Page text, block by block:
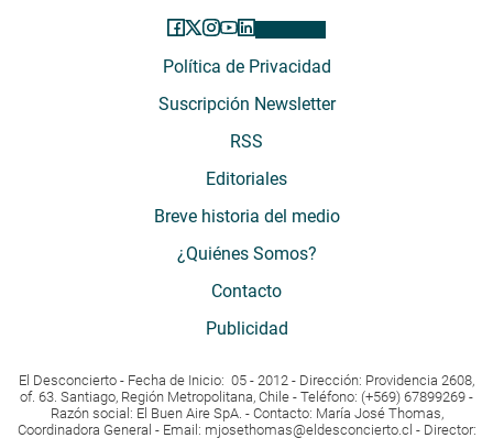
Política de Privacidad
Suscripción Newsletter
RSS
Editoriales
Breve historia del medio
¿Quiénes Somos?
Contacto
Publicidad
El Desconcierto - Fecha de Inicio: 05 - 2012 - Dirección: Providencia 2608,
of. 63. Santiago, Región Metropolitana, Chile - Teléfono: (+569) 67899269 -
Razón social: El Buen Aire SpA. - Contacto: María José Thomas,
Coordinadora General - Email: mjosethomas@eldesconcierto.cl - Director: